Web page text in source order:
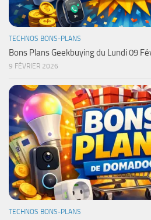
TECHNOS BONS-PLANS
Bons Plans Geekbuying du Lundi 09
9 FÉVRIER 2026
TECHNOS BONS-PLANS